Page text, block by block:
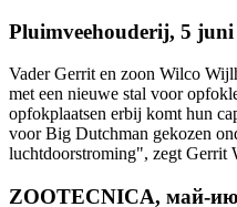
Pluimveehouderij, 5 juni
Vader Gerrit en zoon Wilco
met een nieuwe stal voor
opfokplaatsen erbij komt hun
voor Big Dutchman gekozen
luchtdoorstroming", zegt Gerrit
ZOOTECNICA, май-